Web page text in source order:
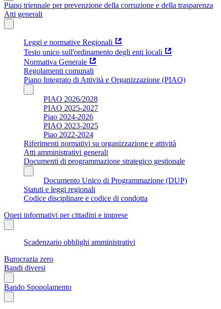
Piano triennale per prevenzione della corruzione e della trasparenza
Atti generali
Leggi e normative Regionali
Testo unico sull'ordinamento degli enti locali
Normativa Generale
Regolamenti comunali
Piano Integrato di Attività e Organizzazione (PIAO)
PIAO 2026/2028
PIAO 2025-2027
Piao 2024-2026
PIAO 2023-2025
Piao 2022-2024
Riferimenti normativi su organizzazione e attività
Atti amministrativi generali
Documenti di programmazione strategico gestionale
Documento Unico di Programmazione (DUP)
Statuti e leggi regionali
Codice disciplinare e codice di condotta
Oneri informativi per cittadini e imprese
Scadenzario obblighi amministrativi
Burocrazia zero
Bandi diversi
Bando Spopolamento